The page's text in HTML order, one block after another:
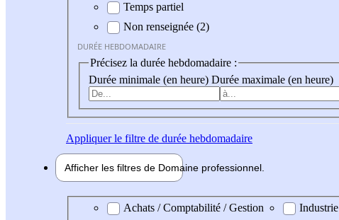
Temps partiel
Non renseignée (2)
DURÉE HEBDOMADAIRE
Précisez la durée hebdomadaire :
Durée minimale (en heure) Durée maximale (en heure)
Appliquerle filtre de durée hebdomadaire
Afficher les filtres de Domaine professionnel
Domaine professionel
Achats / Comptabilité / Gestion
Industrie